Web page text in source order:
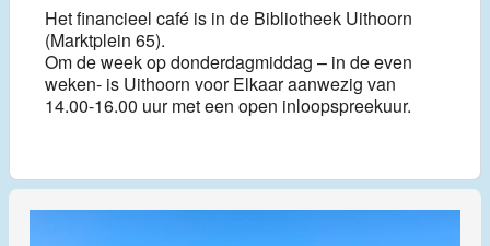
Het financieel café is in de Bibliotheek Uithoorn
(Marktplein 65).
Om de week op donderdagmiddag – in de even
weken- is Uithoorn voor Elkaar aanwezig van
14.00-16.00 uur met een open inloopspreekuur.